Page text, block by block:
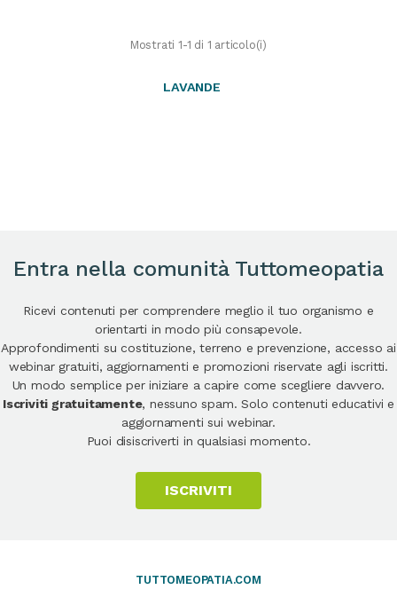
Mostrati 1-1 di 1 articolo(i)
LAVANDE
Entra nella comunità Tuttomeopatia
Ricevi contenuti per comprendere meglio il tuo organismo e
orientarti in modo più consapevole.
Approfondimenti su costituzione, terreno e prevenzione, accesso ai
webinar gratuiti, aggiornamenti e promozioni riservate agli iscritti.
Un modo semplice per iniziare a capire come scegliere davvero.
Iscriviti gratuitamente, nessuno spam. Solo contenuti educativi e
aggiornamenti sui webinar.
Puoi disiscriverti in qualsiasi momento.
ISCRIVITI
TUTTOMEOPATIA.COM